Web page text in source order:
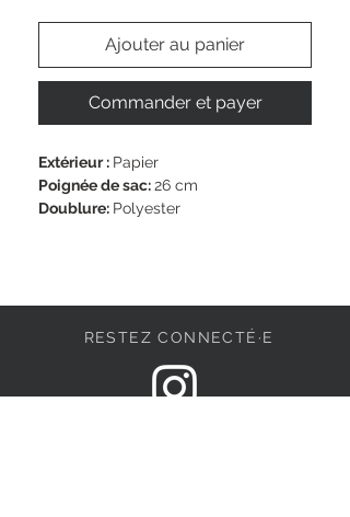
Ajouter au panier
Commander et payer
Extérieur : Papier
Poignée de sac: 26 cm
Doublure: Polyester
RESTEZ CONNECTÉ·E